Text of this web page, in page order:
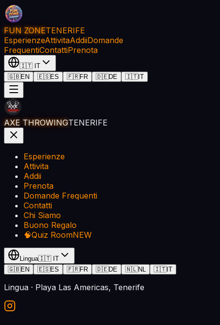
FUN ZONETENERIFE
EsperienzeAttivitaAddiiDomande
FrequentiContattiPrenota
🇮🇹 IT
🇬🇧EN 🇪🇸ES 🇫🇷FR 🇩🇪DE 🇮🇹IT
AXE THROWINGTENERIFE
Esperienze
Attivita
Addii
Prenota
Domande Frequenti
Contatti
Chi Siamo
Buono Regalo
🧠Quiz RoomNEW
Lingua🇮🇹 IT
🇬🇧EN 🇪🇸ES 🇫🇷FR 🇩🇪DE 🇳🇱NL 🇮🇹IT
Lingua · Playa Las Americas, Tenerife